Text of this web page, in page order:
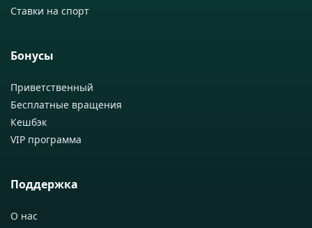
Ставки на спорт
Бонусы
Приветственный
Бесплатные вращения
Кешбэк
VIP программа
Поддержка
О нас